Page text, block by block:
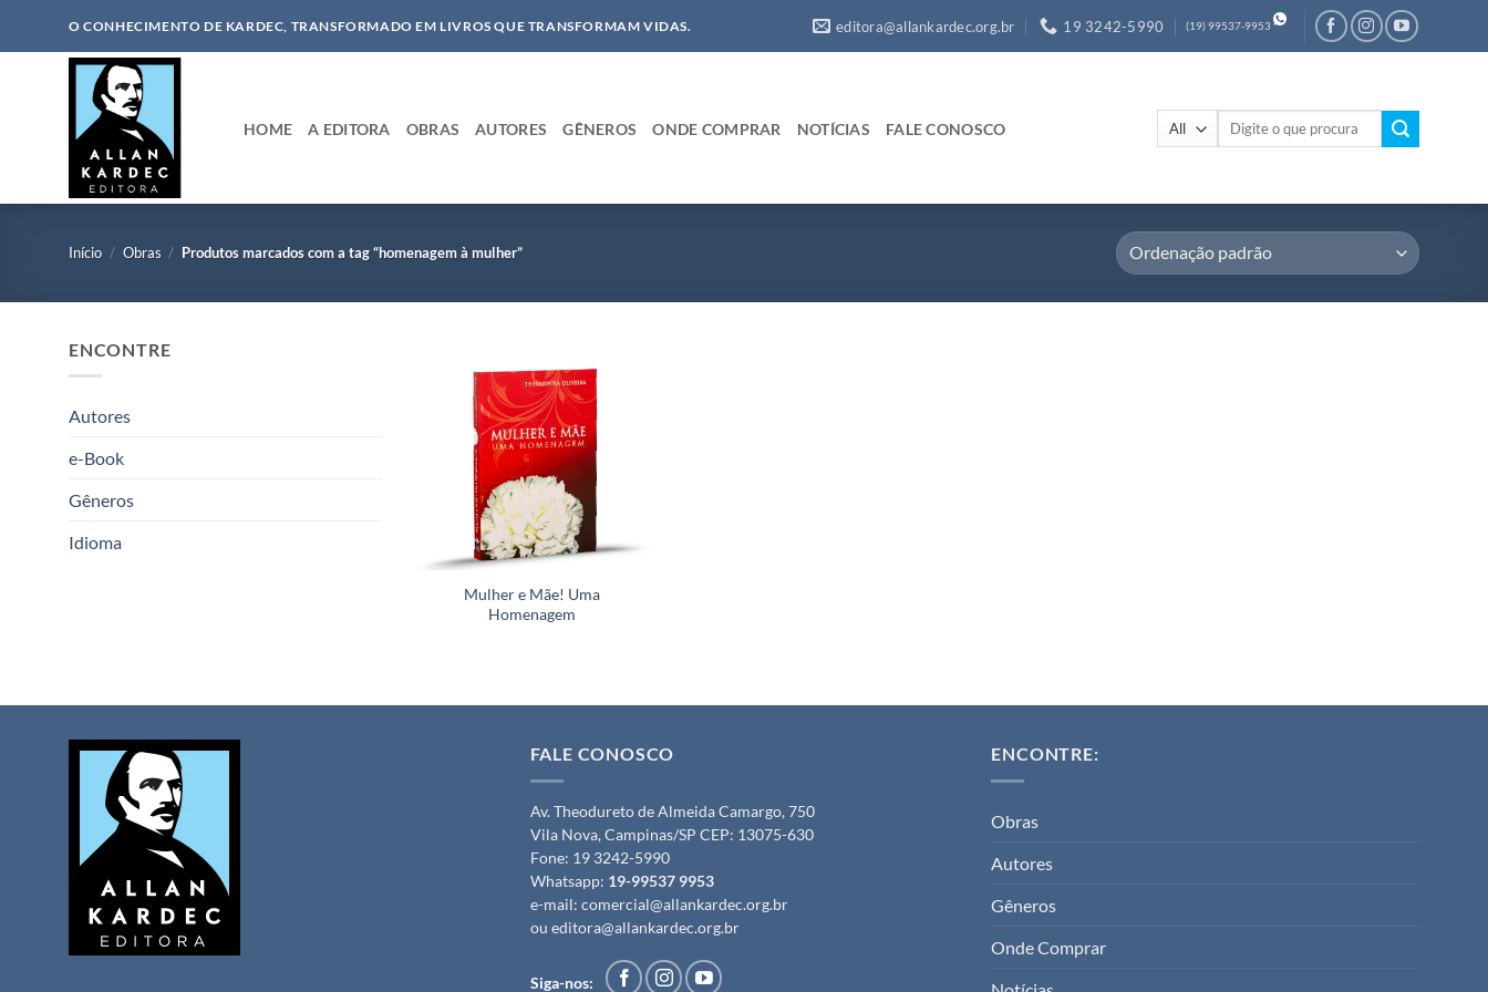
O CONHECIMENTO DE KARDEC, TRANSFORMADO EM LIVROS QUE TRANSFORMAM VIDAS. editora@allankardec.org.br 19 3242-5990 (19) 99537-9953
HOME A EDITORA OBRAS AUTORES GÊNEROS ONDE COMPRAR NOTÍCIAS FALE CONOSCO
Pesquisar
Início / Obras / Produtos marcados com a tag “homenagem à mulher”
ENCONTRE
Autores
e-Book
Gêneros
Idioma
Mulher e Mãe! Uma
Homenagem
FALE CONOSCO
Av. Theodureto de Almeida Camargo, 750
Vila Nova, Campinas/SP CEP: 13075-630
Fone: 19 3242-5990
Whatsapp: 19-99537 9953
e-mail: comercial@allankardec.org.br
ou editora@allankardec.org.br
Siga-nos:
ENCONTRE:
Obras
Autores
Gêneros
Onde Comprar